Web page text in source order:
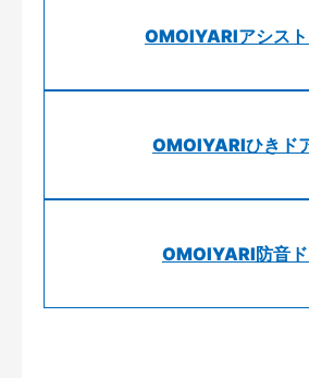
OMOIYARIアシス
OMOIYARIひきド
OMOIYARI防音